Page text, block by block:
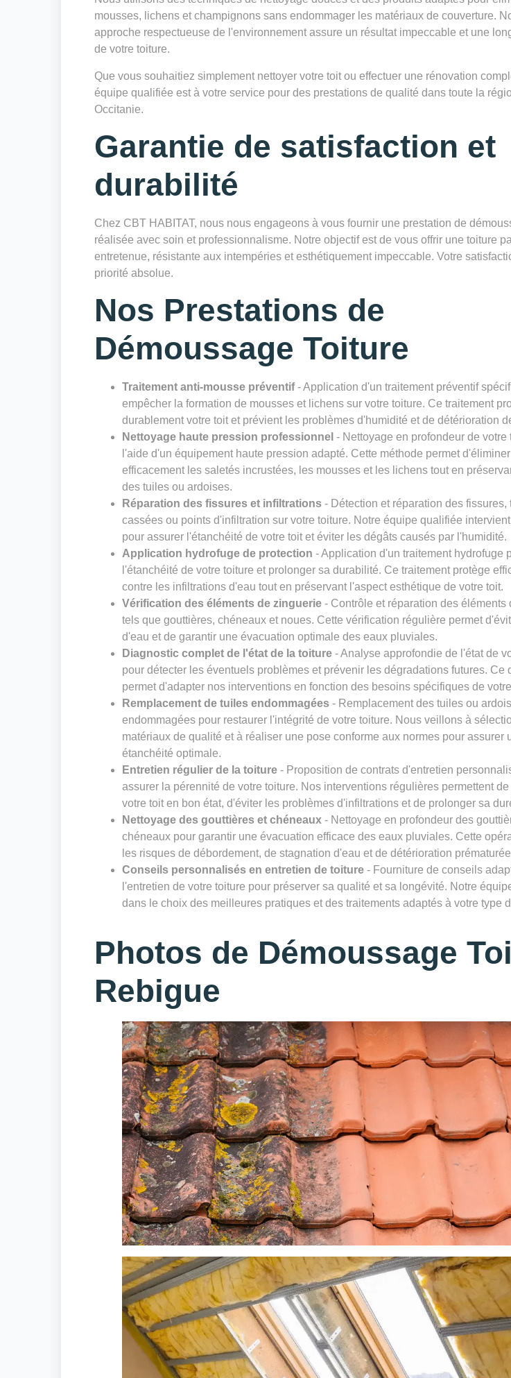
mousses, lichens et champignons sans endommager les matériaux de couverture.
approche respectueuse de l'environnement assure un résultat impeccable et une
de votre toiture.
Que vous souhaitiez simplement nettoyer votre toit ou effectuer une rénovation
équipe qualifiée est à votre service pour des prestations de qualité dans toute la
Occitanie.
Garantie de satisfaction et
durabilité
Chez CBT HABITAT, nous nous engageons à vous fournir une prestation de
réalisée avec soin et professionnalisme. Notre objectif est de vous offrir une toiture
entretenue, résistante aux intempéries et esthétiquement impeccable. Votre
priorité absolue.
Nos Prestations de
Démoussage Toiture
Traitement anti-mousse préventif- Application d'un traitement préventif
empêcher la formation de mousses et lichens sur votre toiture. Ce traitement
durablement votre toit et prévient les problèmes d'humidité et de détérioration
Nettoyage haute pression professionnel - Nettoyage en profondeur de votre
l'aide d'un équipement haute pression adapté. Cette méthode permet d'éliminer
efficacement les saletés incrustées, les mousses et les lichens tout en
des tuiles ou ardoises.
Réparation des fissures et infiltrations - Détection et réparation des fissures,
cassées ou points d'infiltration sur votre toiture. Notre équipe qualifiée
pour assurer l'étanchéité de votre toit et éviter les dégâts causés par l'humidité.
Application hydrofuge de protection - Application d'un traitement hydrofuge
l'étanchéité de votre toiture et prolonger sa durabilité. Ce traitement protège
contre les infiltrations d'eau tout en préservant l'aspect esthétique de votre toit.
Vérification des éléments de zinguerie - Contrôle et réparation des éléments
tels que gouttières, chéneaux et noues. Cette vérification régulière permet
d'eau et de garantir une évacuation optimale des eaux pluviales.
Diagnostic complet de l'état de la toiture - Analyse approfondie de l'état de
pour détecter les éventuels problèmes et prévenir les dégradations futures. Ce
permet d'adapter nos interventions en fonction des besoins spécifiques de
Remplacement de tuiles endommagées - Remplacement des tuiles ou
endommagées pour restaurer l'intégrité de votre toiture. Nous veillons à
matériaux de qualité et à réaliser une pose conforme aux normes pour assurer
étanchéité optimale.
Entretien régulier de la toiture - Proposition de contrats d'entretien
assurer la pérennité de votre toiture. Nos interventions régulières permettent
votre toit en bon état, d'éviter les problèmes d'infiltrations et de prolonger sa
Nettoyage des gouttières et chéneaux - Nettoyage en profondeur des
chéneaux pour garantir une évacuation efficace des eaux pluviales. Cette
les risques de débordement, de stagnation d'eau et de détérioration
Conseils personnalisés en entretien de toiture - Fourniture de conseils
l'entretien de votre toiture pour préserver sa qualité et sa longévité. Notre
dans le choix des meilleures pratiques et des traitements adaptés à votre type
Photos de Démoussage
Rebigue